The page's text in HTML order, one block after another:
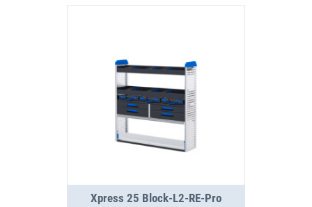
Xpress 25 Block-L2-RE-Pro